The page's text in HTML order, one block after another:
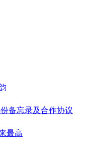
备忘录及合作协议
最高